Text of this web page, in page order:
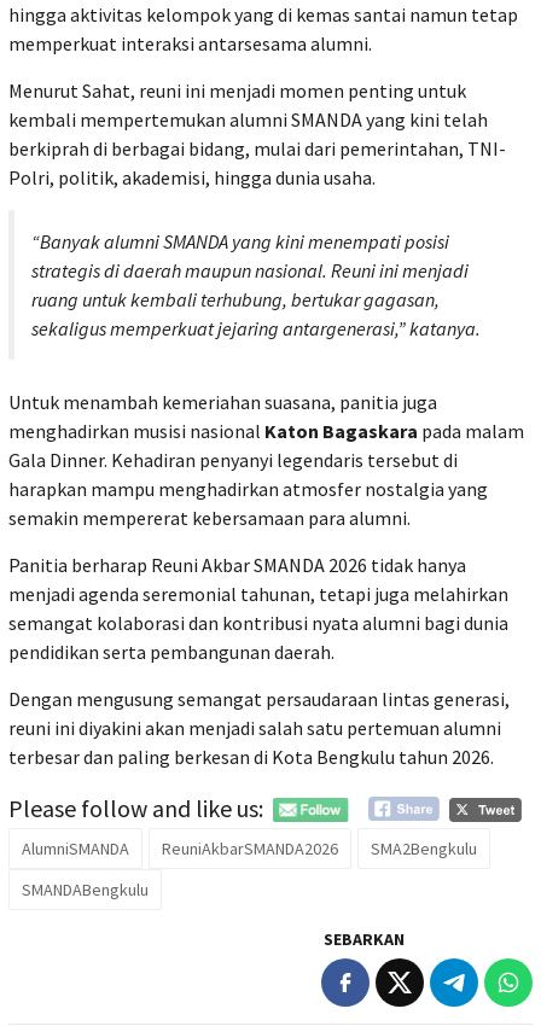
hingga aktivitas kelompok yang di kemas santai namun tetap
memperkuat interaksi antarsesama alumni.
Menurut Sahat, reuni ini menjadi momen penting untuk
kembali mempertemukan alumni SMANDA yang kini telah
berkiprah di berbagai bidang, mulai dari pemerintahan, TNI-
Polri, politik, akademisi, hingga dunia usaha.
“Banyak alumni SMANDA yang kini menempati posisi
strategis di daerah maupun nasional. Reuni ini menjadi
ruang untuk kembali terhubung, bertukar gagasan,
sekaligus memperkuat jejaring antargenerasi,” katanya.
Untuk menambah kemeriahan suasana, panitia juga
menghadirkan musisi nasional Katon Bagaskara pada malam
Gala Dinner. Kehadiran penyanyi legendaris tersebut di
harapkan mampu menghadirkan atmosfer nostalgia yang
semakin mempererat kebersamaan para alumni.
Panitia berharap Reuni Akbar SMANDA 2026 tidak hanya
menjadi agenda seremonial tahunan, tetapi juga melahirkan
semangat kolaborasi dan kontribusi nyata alumni bagi dunia
pendidikan serta pembangunan daerah.
Dengan mengusung semangat persaudaraan lintas generasi,
reuni ini diyakini akan menjadi salah satu pertemuan alumni
terbesar dan paling berkesan di Kota Bengkulu tahun 2026.
Please follow and like us:
AlumniSMANDA ReuniAkbarSMANDA2026
SMA2Bengkulu
SMANDABengkulu
SEBARKAN